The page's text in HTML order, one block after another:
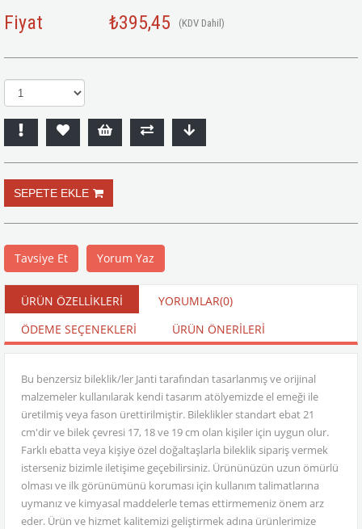
Fiyat ₺395,45 (KDV Dahil)
Tavsiye Et Yorum Yaz
ÜRÜN ÖZELLIKLERI YORUMLAR(0)
ÖDEME SEÇENEKLERI
ÜRÜN ÖNERILERI
Bu benzersiz bileklik/ler Janti tarafından tasarlanmış ve orijinal
malzemeler kullanılarak kendi tasarım atölyemizde el emeği ile
üretilmiş veya fason ürettirilmiştir. Bileklikler standart ebat 21
cm'dir ve bilek çevresi 17, 18 ve 19 cm olan kişiler için uygun olur.
Farklı ebatta veya kişiye özel doğaltaşlarla bileklik sipariş vermek
isterseniz bizimle iletişime geçebilirsiniz. Ürününüzün uzun ömürlü
olması ve ilk görünümünü koruması için kullanım talimatlarına
uymanız ve kimyasal maddelerle temas ettirmemeniz önem arz
eder. Ürün ve hizmet kalitemizi geliştirmek adına ürünlerimize